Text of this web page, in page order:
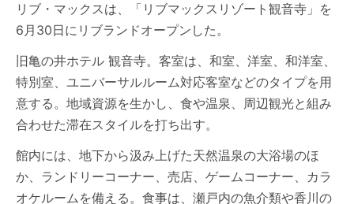
リブ・マックスは、「リブマックスリゾート観音寺」を
6月30日にリブランドオープンした。
旧亀の井ホテル 観音寺。客室は、和室、洋室、和洋室、
特別室、ユニバーサルルーム対応客室などのタイプを用
意する。地域資源を生かし、食や温泉、周辺観光と組み
合わせた滞在スタイルを打ち出す。
館内には、地下から汲み上げた天然温泉の大浴場のほ
か、ランドリーコーナー、売店、ゲームコーナー、カラ
オケルームを備える。食事は、瀬戸内の魚介類や香川の